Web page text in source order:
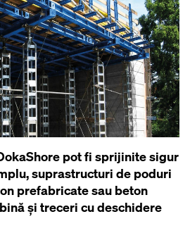
pot fi sprijinite sigur
suprastructuri de poduri
prefabricate sau beton
şi treceri cu deschidere